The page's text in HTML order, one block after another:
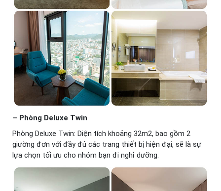
– Phòng Deluxe Twin
Phòng Deluxe Twin: Diện tích khoảng 32m2, bao gồm 2
giường đơn với đầy đủ các trang thiết bị hiện đại, sẽ là sự
lựa chọn tối ưu cho nhóm bạn đi nghỉ dưỡng.